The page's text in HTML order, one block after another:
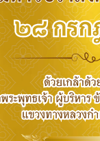
าวรับส